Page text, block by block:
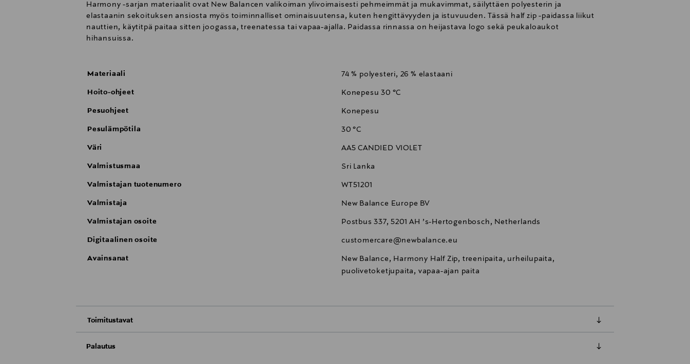
Harmony -sarjan materiaalit ovat New Balancen valikoiman ylivoimaisesti pehmeimmät ja mukavimmat, säilyttäen polyesterin ja
elastaanin sekoituksen ansiosta myös toiminnalliset ominaisuutensa, kuten hengittävyyden ja istuvuuden. Tässä half zip -paidassa liikut
nauttien, käytitpä paitaa sitten joogassa, treenatessa tai vapaa-ajalla. Paidassa rinnassa on heijastava logo sekä peukaloaukot
hihansuissa.
Materiaali 74 % polyesteri, 26 % elastaani
Hoito-ohjeet Konepesu 30 °C
Pesuohjeet Konepesu
Pesulämpötila 30 °C
Väri AA5 CANDIED VIOLET
Valmistusmaa Sri Lanka
Valmistajan tuotenumero WT51201
Valmistaja New Balance Europe BV
Valmistajan osoite Postbus 337, 5201 AH ’s-Hertogenbosch, Netherlands
Digitaalinen osoite customercare@newbalance.eu
Avainsanat
New Balance, Harmony Half Zip, treenipaita, urheilupaita,
puolivetoketjupaita, vapaa-ajan paita
Toimitustavat
Palautus